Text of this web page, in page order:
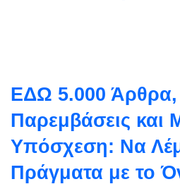
EΔΩ 5.000 Άρθρα,
Παρεμβάσεις και
Υπόσχεση: Να
Πράγματα με το